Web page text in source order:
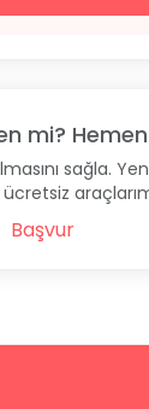
mi?
sağla.
Başvur